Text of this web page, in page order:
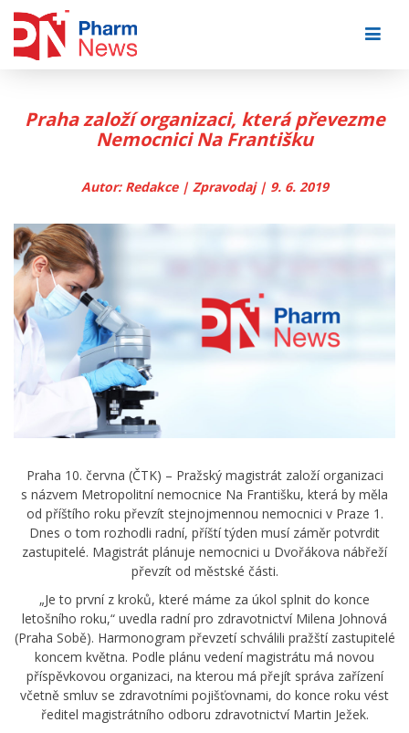
Praha založí organizaci, která převezme
Nemocnici Na Františku
Autor: Redakce | Zpravodaj | 9. 6. 2019
Praha 10. června (ČTK) – Pražský magistrát založí organizaci
s názvem Metropolitní nemocnice Na Františku, která by měla
od příštího roku převzít stejnojmennou nemocnici v Praze 1.
Dnes o tom rozhodli radní, příští týden musí záměr potvrdit
zastupitelé. Magistrát plánuje nemocnici u Dvořákova nábřeží
převzít od městské části.
„Je to první z kroků, které máme za úkol splnit do konce
letošního roku,“ uvedla radní pro zdravotnictví Milena Johnová
(Praha Sobě). Harmonogram převzetí schválili pražští zastupitelé
koncem května. Podle plánu vedení magistrátu má novou
příspěvkovou organizaci, na kterou má přejít správa zařízení
včetně smluv se zdravotními pojišťovnami, do konce roku vést
ředitel magistrátního odboru zdravotnictví Martin Ježek.